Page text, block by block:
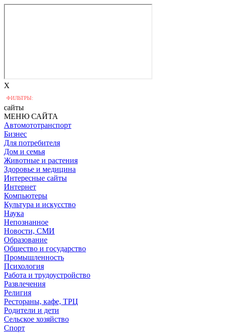
X
ФИЛЬТРЫ:
сайты
МЕНЮ САЙТА
Автомототранспорт
Бизнес
Для потребителя
Дом и семья
Животные и растения
Здоровье и медицина
Интересные сайты
Интернет
Компьютеры
Культура и искусство
Наука
Непознанное
Новости, СМИ
Образование
Общество и государство
Промышленность
Психология
Работа и трудоустройство
Развлечения
Религия
Рестораны, кафе, ТРЦ
Родители и дети
Сельское хозяйство
Спорт